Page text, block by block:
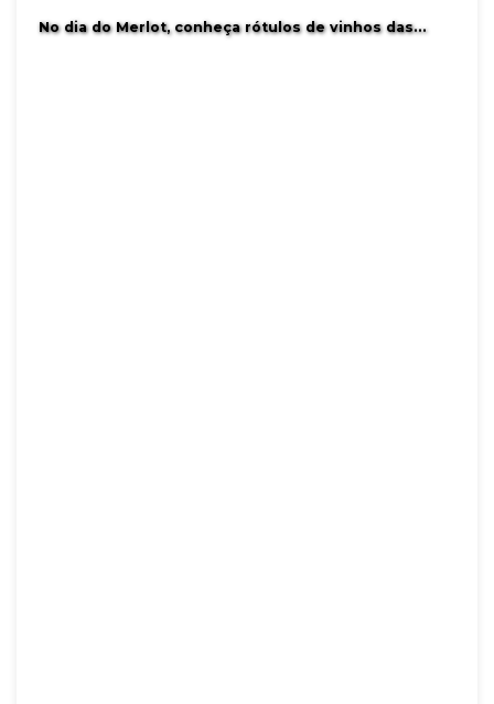
No dia do Merlot, conheça rótulos de vinhos das…